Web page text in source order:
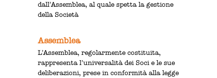
dall’Assemblea, al quale spetta la gestione
della Società
Assemblea
L’Assemblea, regolarmente costituita,
rappresenta l’universalità dei Soci e le sue
deliberazioni, prese in conformità alla legge